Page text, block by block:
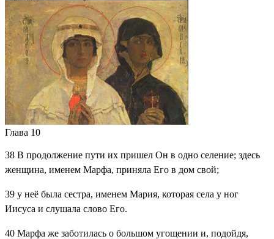
Глава 10
38 В продолжение пути их пришел Он в одно селение; здесь
женщина, именем Марфа, приняла Его в дом свой;
39 у неё была сестра, именем Мария, которая села у ног
Иисуса и слушала слово Его.
40 Марфа же заботилась о большом угощении и, подойдя,